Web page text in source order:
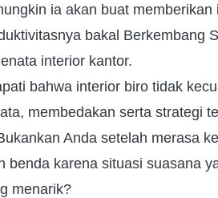
ia akan buat
bakal Berkembang
interior kantor.
bahwa interior biro tidak
membedakan serta strategi
Anda setelah merasa
benda karena situasi suasana
menarik?